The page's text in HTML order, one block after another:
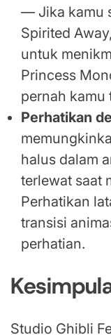
— Jika kamu
Spirited
untuk
Princess
pernah kamu
Perhatikan
halus dalam
terlewat saat
Perhatikan
transisi
perhatian.
Studio Ghibli